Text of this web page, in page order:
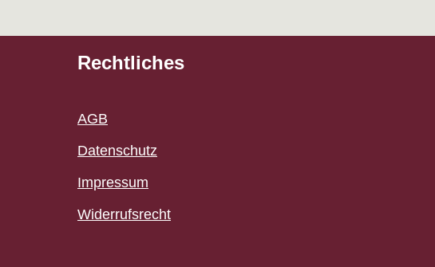
Rechtliches
AGB
Datenschutz
Impressum
Widerrufsrecht